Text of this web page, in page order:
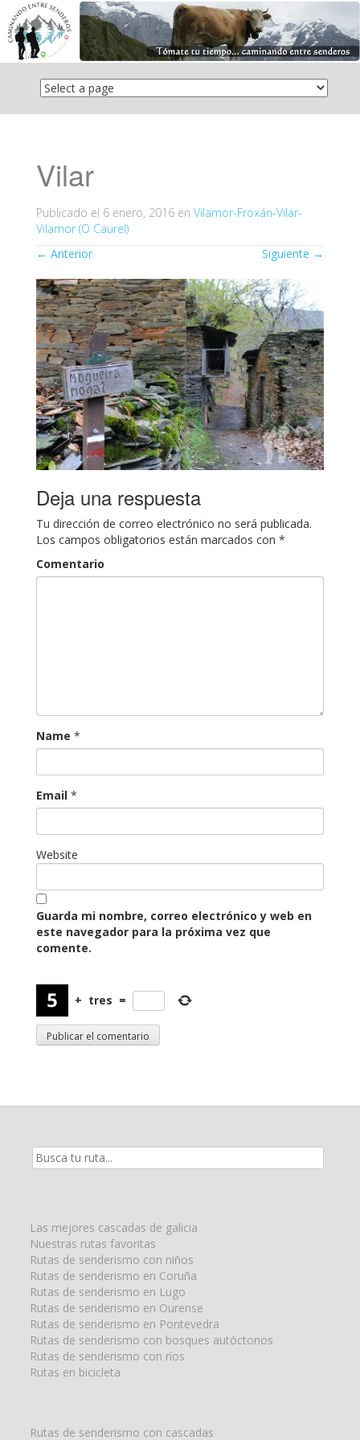
Saltar
contenido
Vilar
Publicado el 6 enero, 2016 en Vilamor-Froxán-Vilar-
Vilamor (O Caurel)
← Anterior Siguiente →
Deja una respuesta
Tu dirección de correo electrónico no será publicada.
Los campos obligatorios están marcados con *
Comentario
Name *
Email *
Website
Guarda mi nombre, correo electrónico y web en
este navegador para la próxima vez que
comente.
+ tres =
Resultados
Las mejores cascadas de galicia
Nuestras rutas favoritas
Rutas de senderismo con niños
Rutas de senderismo en Coruña
Rutas de senderismo en Lugo
Rutas de senderismo en Ourense
Rutas de senderismo en Pontevedra
Rutas de senderismo con bosques autóctonos
Rutas de senderismo con ríos
Rutas en bicicleta
Rutas de senderismo con cascadas